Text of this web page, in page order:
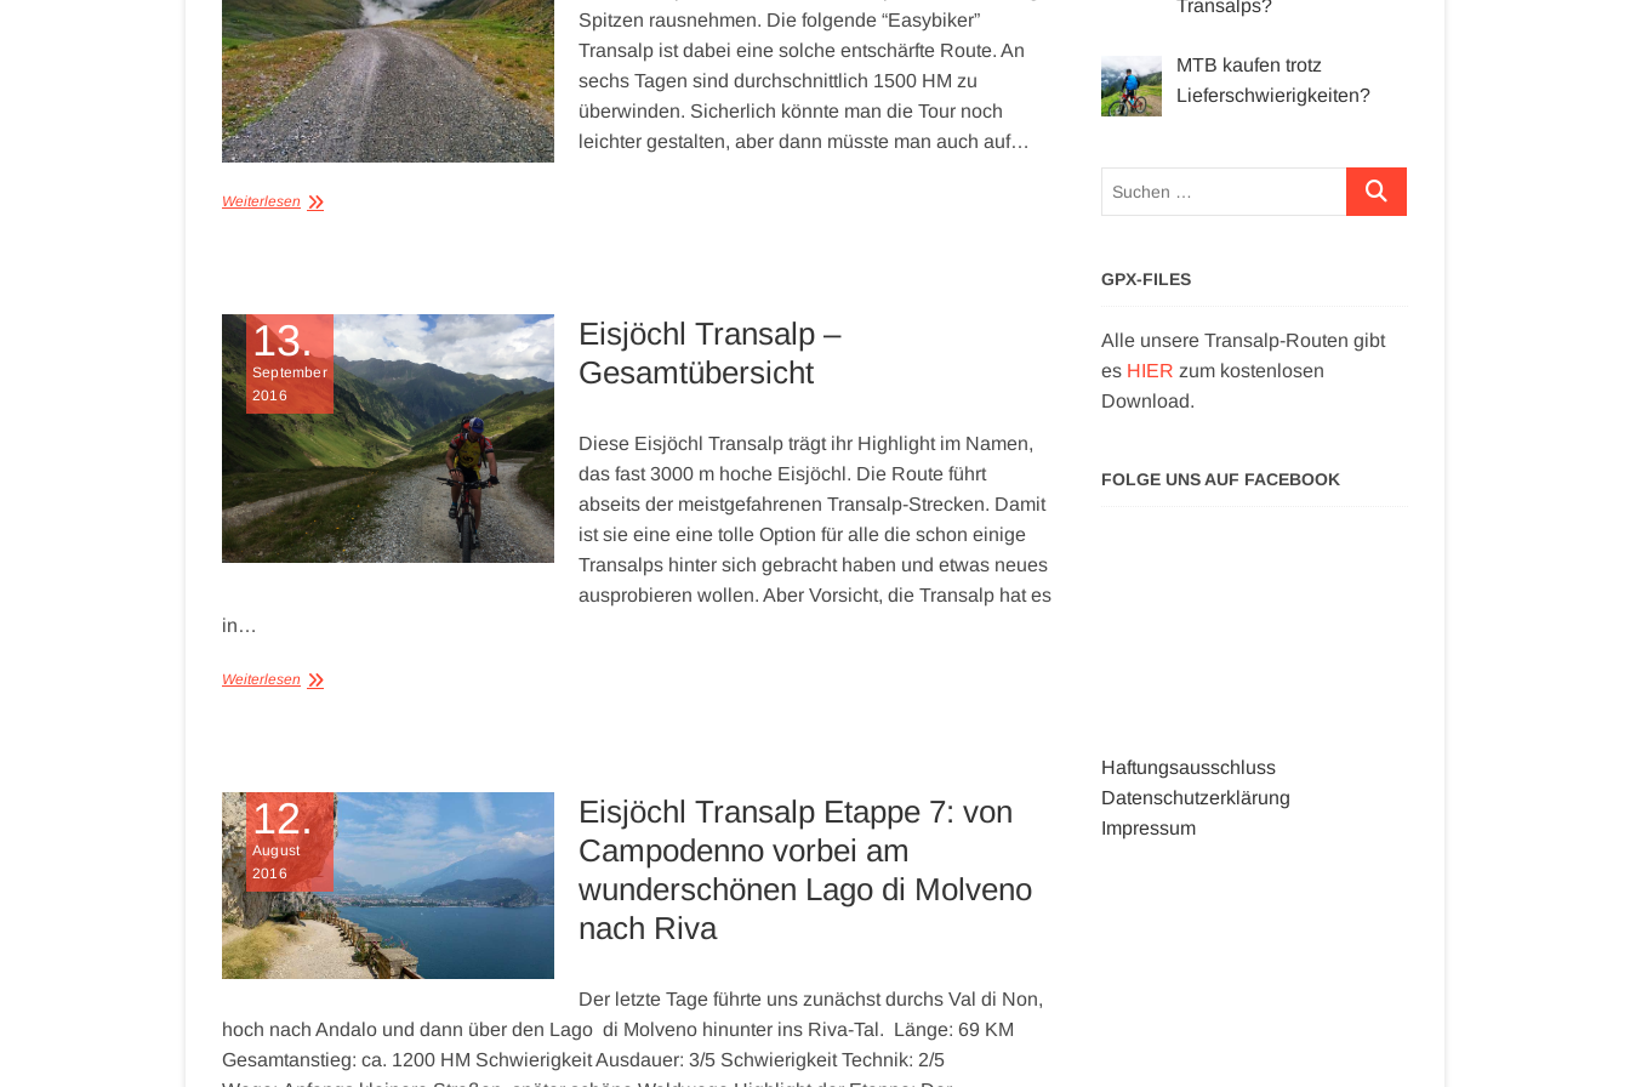
Spitzen rausnehmen. Die folgende “Easybiker”
Transalp ist dabei eine solche entschärfte Route. An
sechs Tagen sind durchschnittlich 1500 HM zu
überwinden. Sicherlich könnte man die Tour noch
leichter gestalten, aber dann müsste man auch auf…
Weiterlesen
13.
September
2016
Eisjöchl Transalp –
Gesamtübersicht
Diese Eisjöchl Transalp trägt ihr Highlight im Namen,
das fast 3000 m hoche Eisjöchl. Die Route führt
abseits der meistgefahrenen Transalp-Strecken. Damit
ist sie eine eine tolle Option für alle die schon einige
Transalps hinter sich gebracht haben und etwas neues
ausprobieren wollen. Aber Vorsicht, die Transalp hat es
in…
Weiterlesen
12.
August
2016
Eisjöchl Transalp Etappe 7: von
Campodenno vorbei am
wunderschönen Lago di Molveno
nach Riva
Der letzte Tage führte uns zunächst durchs Val di Non,
hoch nach Andalo und dann über den Lago di Molveno hinunter ins Riva-Tal. Länge: 69 KM
Gesamtanstieg: ca. 1200 HM Schwierigkeit Ausdauer: 3/5 Schwierigkeit Technik: 2/5
Transalps?
MTB kaufen trotz
Lieferschwierigkeiten?
Suchen …
GPX-FILES
Alle unsere Transalp-Routen gibt
es HIER zum kostenlosen
Download.
FOLGE UNS AUF FACEBOOK
Haftungsausschluss
Datenschutzerklärung
Impressum